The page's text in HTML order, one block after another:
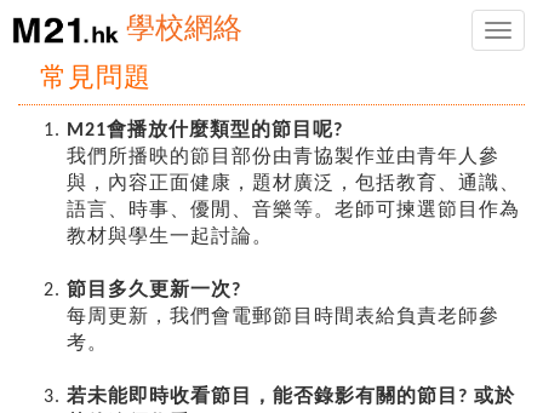
Toggle
學校網絡
常見問題
M21會播放什麼類型的節目呢?
我們所播映的節目部份由青協製作並由青年人參
與，內容正面健康，題材廣泛，包括教育、通識、
語言、時事、優閒、音樂等。老師可揀選節目作為
教材與學生一起討論。
節目多久更新一次?
每周更新，我們會電郵節目時間表給負責老師參
考。
若未能即時收看節目，能否錄影有關的節目? 或於